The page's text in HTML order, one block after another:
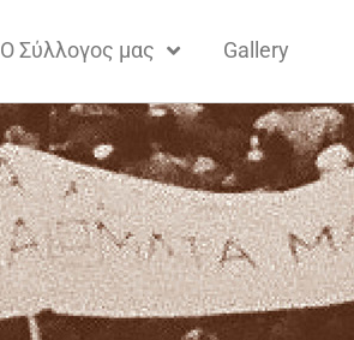
Ο Σύλλογος μας Gallery